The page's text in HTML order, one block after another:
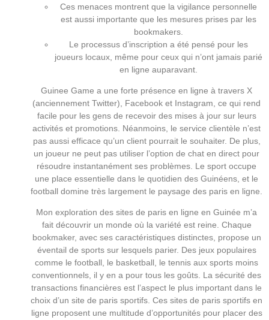
Ces menaces montrent que la vigilance personnelle
est aussi importante que les mesures prises par les
bookmakers.
Le processus d’inscription a été pensé pour les
joueurs locaux, même pour ceux qui n’ont jamais parié
en ligne auparavant.
Guinee Game a une forte présence en ligne à travers X
(anciennement Twitter), Facebook et Instagram, ce qui rend
facile pour les gens de recevoir des mises à jour sur leurs
activités et promotions. Néanmoins, le service clientèle n’est
pas aussi efficace qu’un client pourrait le souhaiter. De plus,
un joueur ne peut pas utiliser l’option de chat en direct pour
résoudre instantanément ses problèmes. Le sport occupe
une place essentielle dans le quotidien des Guinéens, et le
football domine très largement le paysage des paris en ligne.
Mon exploration des sites de paris en ligne en Guinée m’a
fait découvrir un monde où la variété est reine. Chaque
bookmaker, avec ses caractéristiques distinctes, propose un
éventail de sports sur lesquels parier. Des jeux populaires
comme le football, le basketball, le tennis aux sports moins
conventionnels, il y en a pour tous les goûts. La sécurité des
transactions financières est l’aspect le plus important dans le
choix d’un site de paris sportifs. Ces sites de paris sportifs en
ligne proposent une multitude d’opportunités pour placer des